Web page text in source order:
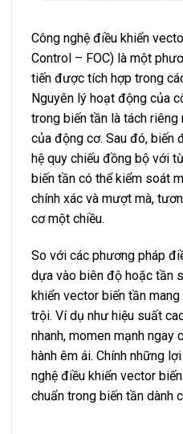
Công nghệ điều khiển
Control – FOC) là một
tiến được tích hợp trong
Nguyên lý hoạt động của
trong biến tần là tách
của động cơ. Sau đó, biến
hệ quy chiếu đồng bộ với
biến tần có thể kiểm soát
chính xác và mượt mà,
cơ một chiều.
So với các phương pháp
dựa vào biên độ hoặc tần
khiển vector biến tần
trội. Ví dụ như hiệu suất
nhanh, momen mạnh
hành êm ái. Chính những
nghệ điều khiển vector
chuẩn trong biến tần dành